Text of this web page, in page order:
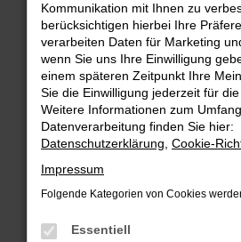
Fehler: Network
Beim Laden ist ein Fehler
Hier sind ein paar Tipps, die dir
Überprüfe deine Firewall
Internetverbindung.
Laden andere Webseiten,
Suchmaschine?
Prüfe deine
können das Laden
Kommunikation mit Ihnen zu
berücksichtigen hierbei Ihre
verarbeiten Daten für Marketing
wenn Sie uns Ihre Einwilligung
einem späteren Zeitpunkt Ihre
Sie die Einwilligung jederzeit für
Weitere Informationen zum
Datenverarbeitung finden Sie hier:
Datenschutzerklärung Cookie-
Impressum
Folgende Kategorien von Cookies
Essentiell